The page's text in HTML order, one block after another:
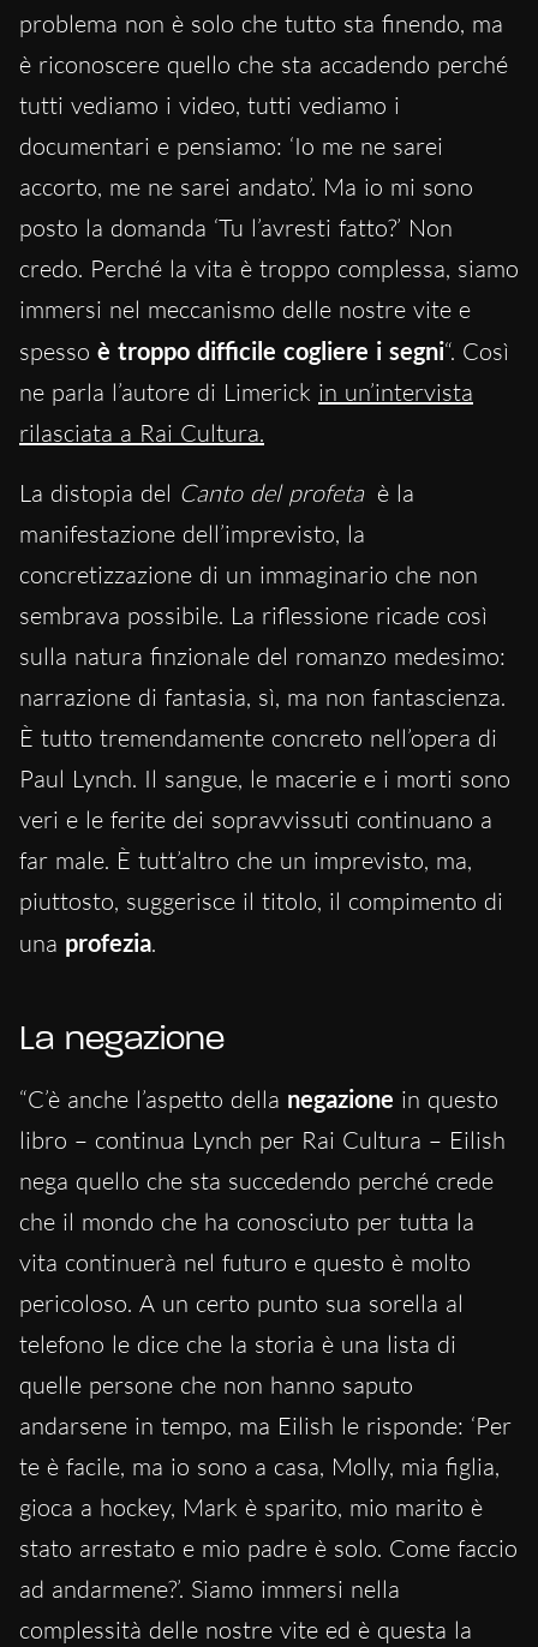
problema non è solo che tutto sta finendo, ma
è riconoscere quello che sta accadendo perché
tutti vediamo i video, tutti vediamo i
documentari e pensiamo: ‘Io me ne sarei
accorto, me ne sarei andato’. Ma io mi sono
posto la domanda ‘Tu l’avresti fatto?’ Non
credo. Perché la vita è troppo complessa, siamo
immersi nel meccanismo delle nostre vite e
spesso è troppo difficile cogliere i segni“. Così
ne parla l’autore di Limerick in un’intervista
rilasciata a Rai Cultura.
La distopia del Canto del profeta è la
manifestazione dell’imprevisto, la
concretizzazione di un immaginario che non
sembrava possibile. La riflessione ricade così
sulla natura finzionale del romanzo medesimo:
narrazione di fantasia, sì, ma non fantascienza.
È tutto tremendamente concreto nell’opera di
Paul Lynch. Il sangue, le macerie e i morti sono
veri e le ferite dei sopravvissuti continuano a
far male. È tutt’altro che un imprevisto, ma,
piuttosto, suggerisce il titolo, il compimento di
una profezia.
La negazione
“C’è anche l’aspetto della negazione in questo
libro – continua Lynch per Rai Cultura – Eilish
nega quello che sta succedendo perché crede
che il mondo che ha conosciuto per tutta la
vita continuerà nel futuro e questo è molto
pericoloso. A un certo punto sua sorella al
telefono le dice che la storia è una lista di
quelle persone che non hanno saputo
andarsene in tempo, ma Eilish le risponde: ‘Per
te è facile, ma io sono a casa, Molly, mia figlia,
gioca a hockey, Mark è sparito, mio marito è
stato arrestato e mio padre è solo. Come faccio
ad andarmene?’. Siamo immersi nella
complessità delle nostre vite ed è questa la